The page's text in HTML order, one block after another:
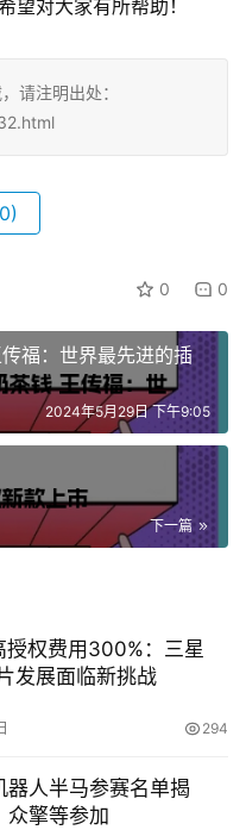
望对大家有所帮助！
请注明出处：
0 0
福：世界最先进的插
2024年5月29日 下午9:05
下一篇
授权费用300%：三星
发展面临新挑战
294
器人半马参赛名单揭
众擎等参加